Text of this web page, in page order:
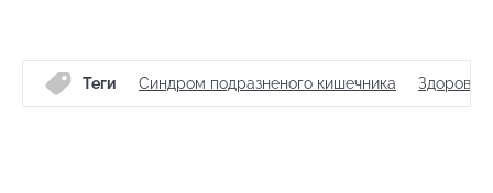
Теги Синдром подразненого кишечника Здоров'я